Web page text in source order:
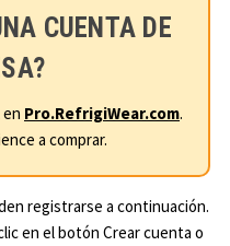
CUENTA DE
Pro.RefrigiWear.com.
a comprar.
registrarse a continuación.
en el botón Crear cuenta o